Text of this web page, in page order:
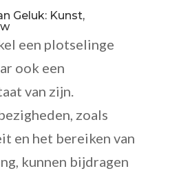
Geluk: Kunst,
een plotselinge
ook een
van zijn.
zoals
en het bereiken van
kunnen bijdragen